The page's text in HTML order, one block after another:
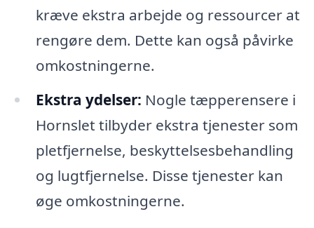
kræve ekstra arbejde og ressourcer at
rengøre dem. Dette kan også påvirke
omkostningerne.
Ekstra ydelser: Nogle tæpperensere i
Hornslet tilbyder ekstra tjenester som
pletfjernelse, beskyttelsesbehandling
og lugtfjernelse. Disse tjenester kan
øge omkostningerne.